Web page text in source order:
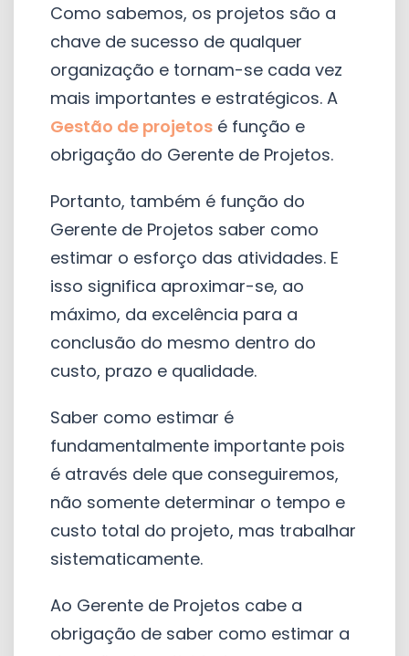
Como sabemos, os projetos são a
chave de sucesso de qualquer
organização e tornam-se cada vez
mais importantes e estratégicos. A
Gestão de projetos é função e
obrigação do Gerente de Projetos.
Portanto, também é função do
Gerente de Projetos saber como
estimar o esforço das atividades. E
isso significa aproximar-se, ao
máximo, da excelência para a
conclusão do mesmo dentro do
custo, prazo e qualidade.
Saber como estimar é
fundamentalmente importante pois
é através dele que conseguiremos,
não somente determinar o tempo e
custo total do projeto, mas trabalhar
sistematicamente.
Ao Gerente de Projetos cabe a
obrigação de saber como estimar a